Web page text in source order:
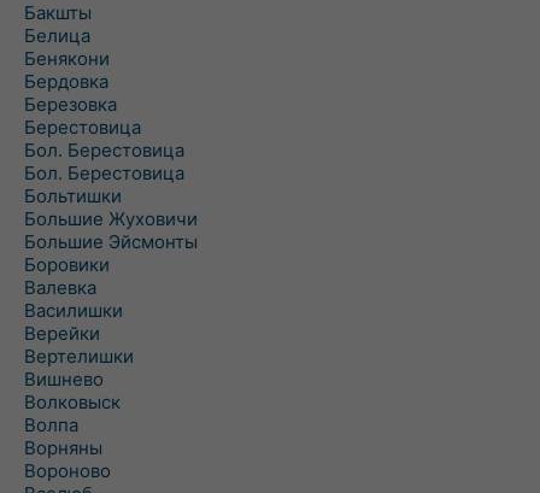
Бакшты
Белица
Бенякони
Бердовка
Березовка
Берестовица
Бол. Берестовица
Бол. Берестовица
Больтишки
Большие Жуховичи
Большие Эйсмонты
Боровики
Валевка
Василишки
Верейки
Вертелишки
Вишнево
Волковыск
Волпа
Ворняны
Вороново